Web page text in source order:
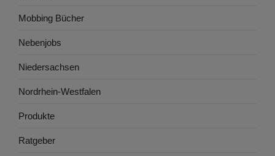
Mobbing Bücher
Nebenjobs
Niedersachsen
Nordrhein-Westfalen
Produkte
Ratgeber